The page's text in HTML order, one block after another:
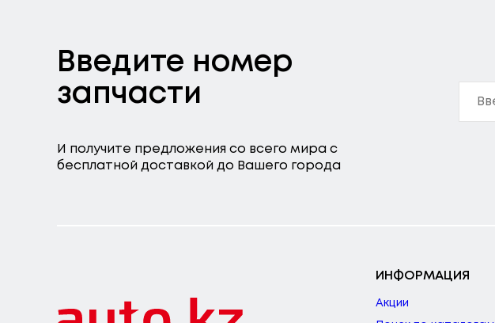
Введите номер
запчасти
И получите предложения со всего мира с
бесплатной доставкой до Вашего города
ИНФОРМАЦИЯ
Акции